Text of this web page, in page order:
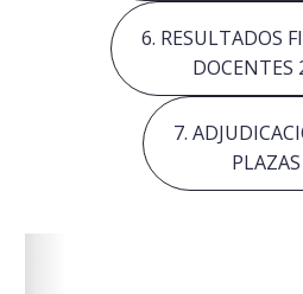
6. RESULTADOS
DOCENTES
7.
PLAZAS